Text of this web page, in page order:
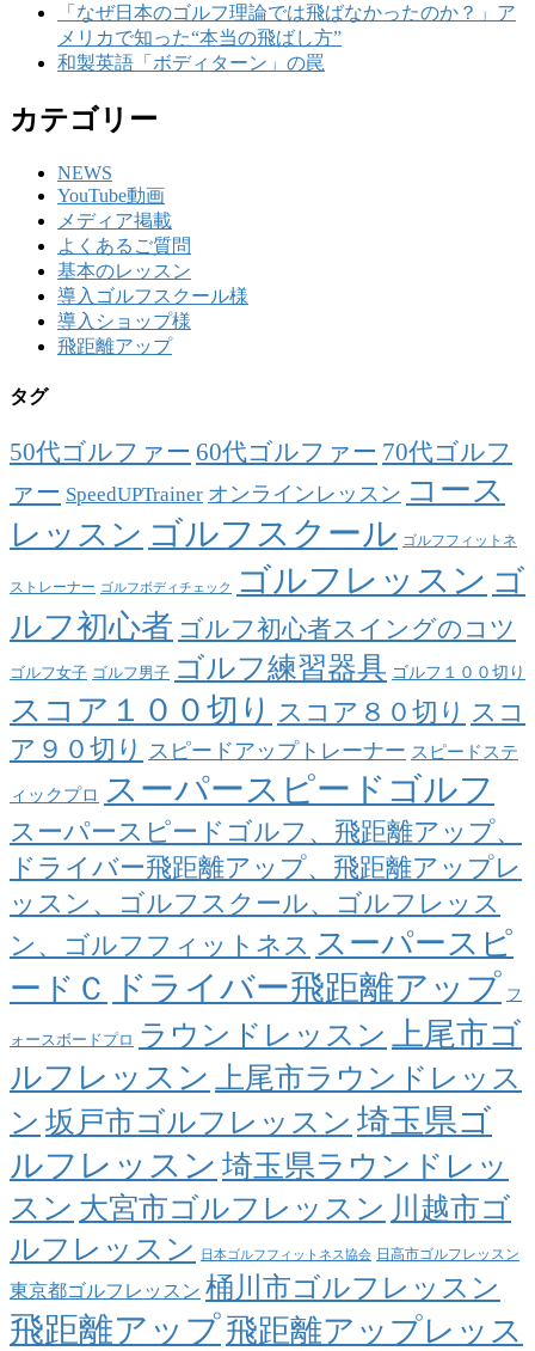
「なぜ日本のゴルフ理論では飛ばなかったのか？」ア
メリカで知った“本当の飛ばし方”
和製英語「ボディターン」の罠
カテゴリー
NEWS
YouTube動画
メディア掲載
よくあるご質問
基本のレッスン
導入ゴルフスクール様
導入ショップ様
飛距離アップ
タグ
50代ゴルファー 60代ゴルファー 70代ゴルフ
ァー SpeedUPTrainer オンラインレッスン コース
レッスン ゴルフスクール ゴルフフィットネ
ストレーナー ゴルフボディチェック ゴルフレッスン ゴ
ルフ初心者 ゴルフ初心者スイングのコツ
ゴルフ女子 ゴルフ男子 ゴルフ練習器具 ゴルフ１００切り
スコア１００切り スコア８０切り スコ
ア９０切り スピードアップトレーナー スピードステ
ィックプロ スーパースピードゴルフ
スーパースピードゴルフ、飛距離アップ、
ドライバー飛距離アップ、飛距離アップレ
ッスン、ゴルフスクール、ゴルフレッス
ン、ゴルフフィットネス スーパースピ
ードＣ
ドライバー飛距離アップ フ
ォースボードプロ ラウンドレッスン 上尾市ゴ
ルフレッスン
上尾市ラウンドレッス
ン 坂戸市ゴルフレッスン 埼玉県ゴ
ルフレッスン 埼玉県ラウンドレッ
スン 大宮市ゴルフレッスン 川越市ゴ
ルフレッスン
日本ゴルフフィットネス協会 日高市ゴルフレッスン
東京都ゴルフレッスン 桶川市ゴルフレッスン
飛距離アップ飛距離アップレッス